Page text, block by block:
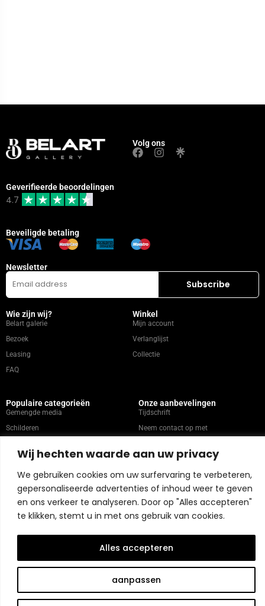
Wij hechten waarde aan uw privacy
We gebruiken cookies om uw surfervaring te verbeteren,
gepersonaliseerde advertenties of inhoud weer te geven
en ons verkeer te analyseren. Door op "Alles accepteren"
te klikken, stemt u in met ons gebruik van cookies.
aanpassen
Alles accepteren
Volg ons
Geverifieerde beoordelingen
4.7
Beveiligde betaling
Newsletter
Wie zijn wij?
Belart galerie
Bezoek
Leasing
FAQ
Winkel
Mijn account
Verlanglijst
Collectie
Populaire categorieën
Gemengde media
Schilderen
Portret
Onze aanbevelingen
Tijdschrift
Neem contact op met
Winkelbeleid
Copyright © 2026 Belart Gallery | Powered by Carre agency